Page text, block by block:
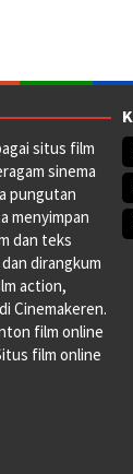
situs film
sinema
pungutan
menyimpan
dan teks
dirangkum
action,
Cinemakeren.
film online
film online